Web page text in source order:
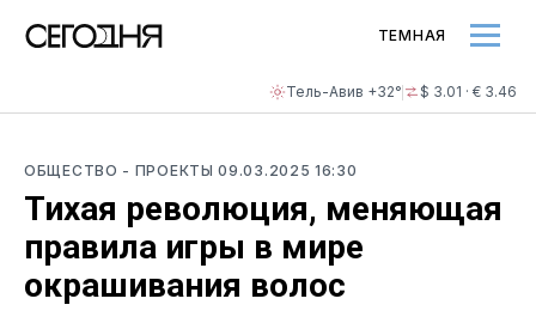
Тель-Авив +32° $ 3.01 · € 3.46
ТЕМНАЯ
ОБЩЕСТВО - ПРОЕКТЫ09.03.2025 16:30
Тихая революция, меняющая
правила игры в мире
окрашивания волос